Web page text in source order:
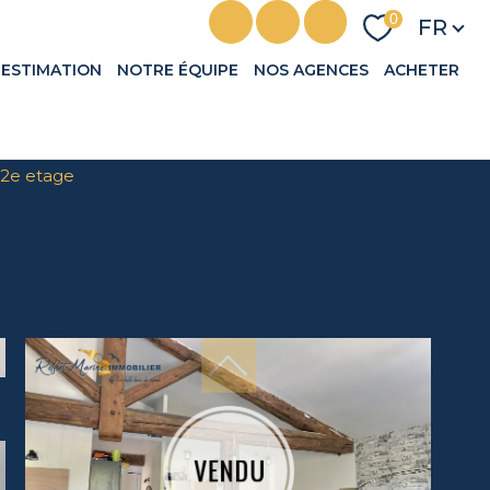
0 FR
ESTIMATION NOTRE ÉQUIPE NOS AGENCES ACHETER
etage